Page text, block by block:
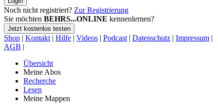
Noch nicht registriert? Zur Registrierung
Sie möchten BEHRS...ONLINE kennenlernen?
Jetzt kostenlos testen
Shop | Kontakt | Hilfe | Videos | Podcast | Datenschutz | Impressum |
AGB |
Übersicht
Meine Abos
Recherche
Lesen
Meine Mappen